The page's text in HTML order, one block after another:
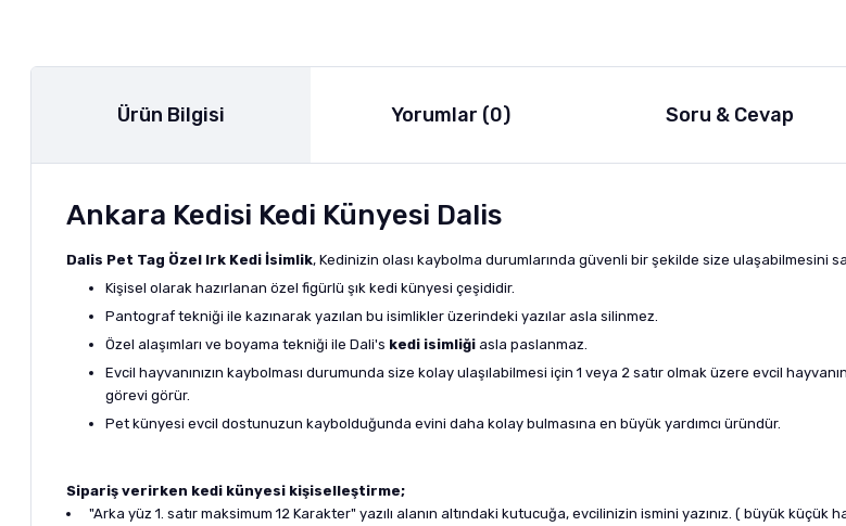
Ürün Bilgisi Yorumlar (0) Soru & Cevap
Ankara Kedisi Kedi Künyesi Dalis
Dalis Pet Tag Özel Irk Kedi İsimlik, Kedinizin olası kaybolma durumlarında güvenli bir şekilde size ulaşabilmesini
Kişisel olarak hazırlanan özel figürlü şık kedi künyesi çeşididir.
Pantograf tekniği ile kazınarak yazılan bu isimlikler üzerindeki yazılar asla silinmez.
Özel alaşımları ve boyama tekniği ile Dali's kedi isimliği asla paslanmaz.
Evcil hayvanınızın kaybolması durumunda size kolay ulaşılabilmesi için 1 veya 2 satır olmak üzere evcil
görevi görür.
Pet künyesi evcil dostunuzun kaybolduğunda evini daha kolay bulmasına en büyük yardımcı üründür.
Sipariş verirken kedi künyesi kişiselleştirme;
"Arka yüz 1. satır maksimum 12 Karakter" yazılı alanın altındaki kutucuğa, evcilinizin ismini yazınız. ( büyük küçük